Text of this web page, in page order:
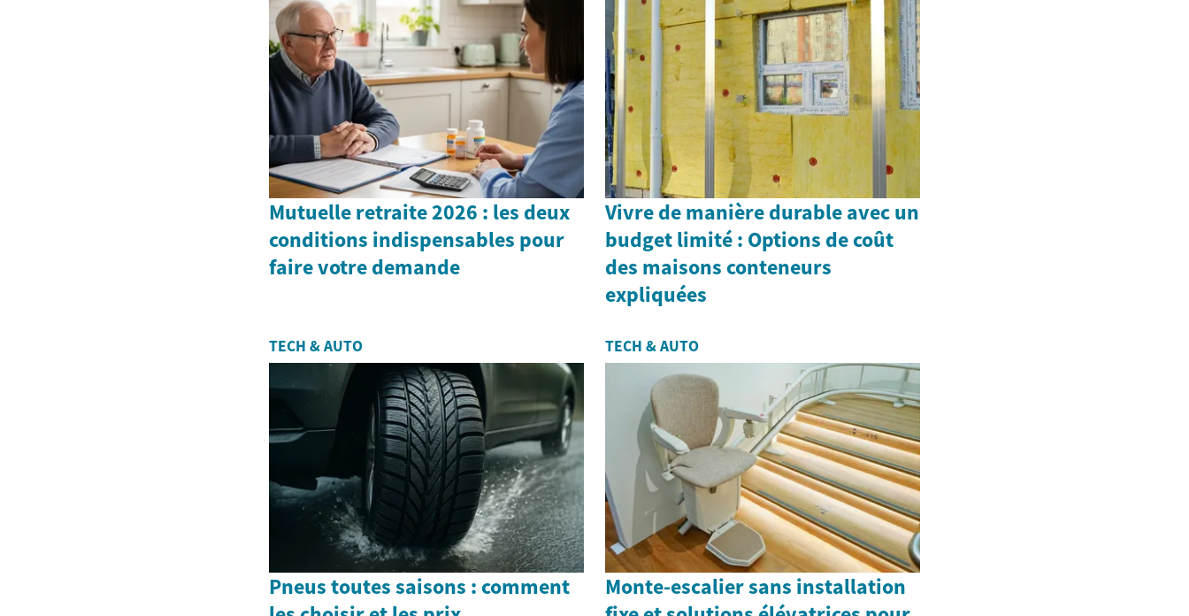
Mutuelle retraite 2026 : les deux
conditions indispensables pour
faire votre demande
Vivre de manière durable avec un
budget limité : Options de coût
des maisons conteneurs
expliquées
TECH & AUTO
Pneus toutes saisons : comment
TECH & AUTO
Monte-escalier sans installation